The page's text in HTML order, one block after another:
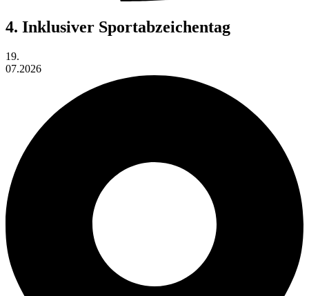
4. Inklusiver Sportabzeichentag
19.
07.2026